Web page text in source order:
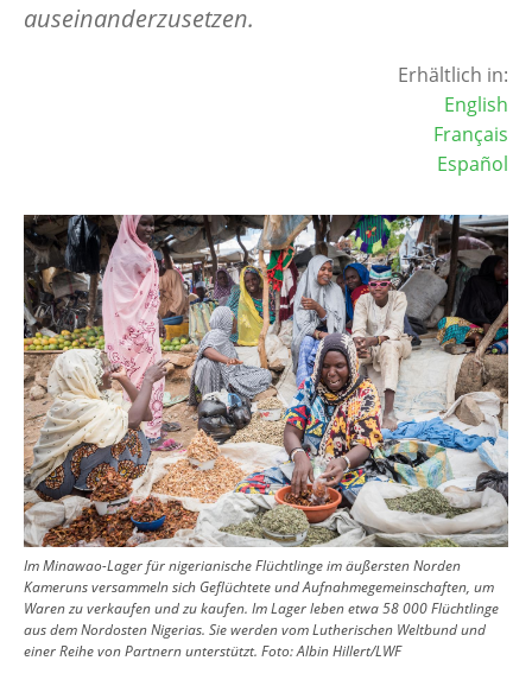
auseinanderzusetzen.
Erhältlich in:
English
Français
Español
Image
Im Minawao-Lager für nigerianische Flüchtlinge im äußersten Norden
Kameruns versammeln sich Geflüchtete und Aufnahmegemeinschaften, um
Waren zu verkaufen und zu kaufen. Im Lager leben etwa 58 000 Flüchtlinge
aus dem Nordosten Nigerias. Sie werden vom Lutherischen Weltbund und
einer Reihe von Partnern unterstützt. Foto:Albin Hillert/LWF